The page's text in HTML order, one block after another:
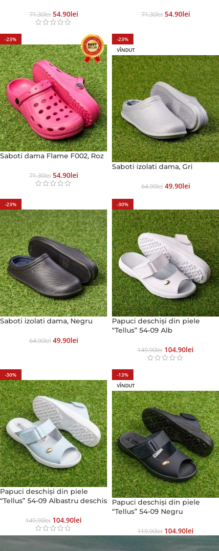
71.30Lei 54.90Lei 71.30Lei 54.90Lei
-23%
Saboti dama Flame F002, Roz
71.30Lei 54.90Lei
-23%
VÎNDUT
Saboti izolati dama, Gri
64.90Lei 49.90Lei
-23%
Saboti izolati dama, Negru
64.90Lei 49.90Lei
-30%
Papuci deschiși din piele
“Tellus” 54-09 Alb
149.90Lei 104.90Lei
-30%
Papuci deschiși din piele
“Tellus” 54-09 Albastru deschis
149.90Lei 104.90Lei
-13%
VÎNDUT
Papuci deschiși din piele
“Tellus” 54-09 Negru
119.90Lei 104.90Lei